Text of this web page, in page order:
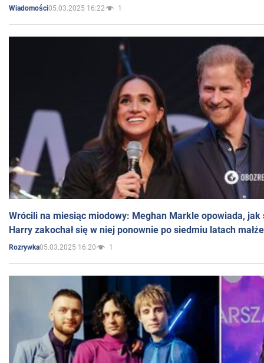
Wiadomości05.03.2025 16:22 1
Wrócili na miesiąc miodowy: Meghan Markle opowiada, jak
Harry zakochał się w niej ponownie po siedmiu latach
Rozrywka05.03.2025 16:20 1